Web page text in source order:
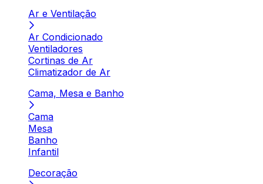
Ar e Ventilação
Ar Condicionado
Ventiladores
Cortinas de Ar
Climatizador de Ar
Cama, Mesa e Banho
Cama
Mesa
Banho
Infantil
Decoração